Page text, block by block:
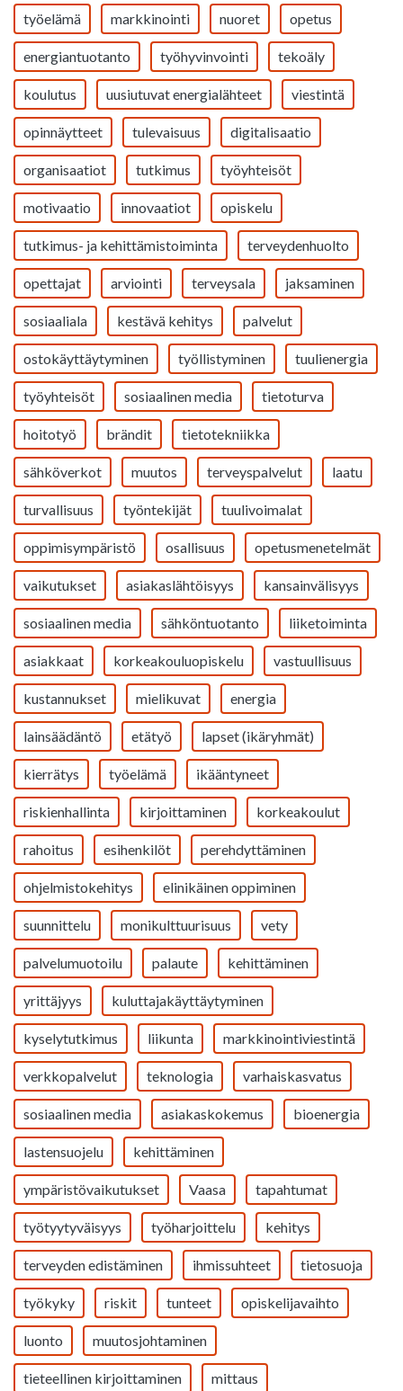
työelämä markkinointi nuoret opetus
energiantuotanto työhyvinvointi tekoäly
koulutus uusiutuvat energialähteet viestintä
opinnäytteet tulevaisuus digitalisaatio
organisaatiot tutkimus työyhteisöt
motivaatio innovaatiot opiskelu
tutkimus- ja kehittämistoiminta terveydenhuolto
opettajat arviointi terveysala jaksaminen
sosiaaliala kestävä kehitys palvelut
ostokäyttäytyminen työllistyminen tuulienergia
työyhteisöt sosiaalinen media tietoturva
hoitotyö brändit tietotekniikka
sähköverkot muutos terveyspalvelut laatu
turvallisuus työntekijät tuulivoimalat
oppimisympäristö osallisuus opetusmenetelmät
vaikutukset asiakaslähtöisyys kansainvälisyys
sosiaalinen media sähköntuotanto liiketoiminta
asiakkaat korkeakouluopiskelu vastuullisuus
kustannukset mielikuvat energia
lainsäädäntö etätyö lapset (ikäryhmät)
kierrätys työelämä ikääntyneet
riskienhallinta kirjoittaminen korkeakoulut
rahoitus esihenkilöt perehdyttäminen
ohjelmistokehitys elinikäinen oppiminen
suunnittelu monikulttuurisuus vety
palvelumuotoilu palaute kehittäminen
yrittäjyys kuluttajakäyttäytyminen
kyselytutkimus liikunta markkinointiviestintä
verkkopalvelut teknologia varhaiskasvatus
sosiaalinen media asiakaskokemus bioenergia
lastensuojelu kehittäminen
ympäristövaikutukset Vaasa tapahtumat
työtyytyväisyys työharjoittelu kehitys
terveyden edistäminen ihmissuhteet tietosuoja
työkyky riskit tunteet opiskelijavaihto
luonto muutosjohtaminen
tieteellinen kirjoittaminen mittaus